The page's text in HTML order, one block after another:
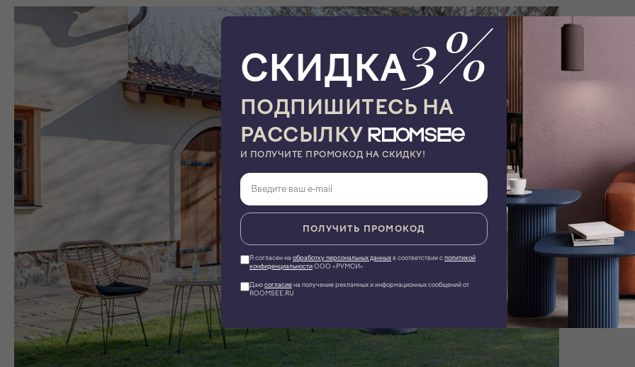
СКИДКА3%
ПОДПИШИТЕСЬ НА
РАССЫЛКУ
И ПОЛУЧИТЕ ПРОМОКОД НА СКИДКУ!
ПОЛУЧИТЬ ПРОМОКОД
Я согласен на обработку персональных данныхв соответствии сполитикой
конфиденциальностиООО «РУМСИ»
Даюсогласиена получение рекламных и информационных сообщений от
ROOMSEE.RU